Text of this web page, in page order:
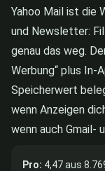
Yahoo Mail ist die
und Newsletter:
genau das weg.
Werbung“ plus In-
Speicherwert
wenn Anzeigen
wenn auch Gmail-
Pro: 4,47 aus